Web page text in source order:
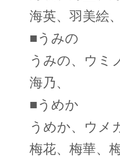
海英、羽美絵
■うみの
うみの、ウミ
海乃、
■うめか
うめか、ウメ
梅花、梅華、